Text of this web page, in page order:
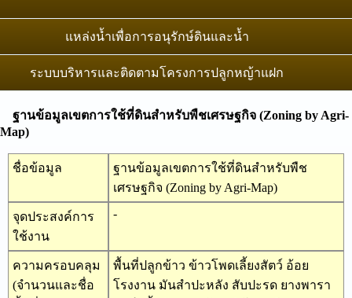
แผนที่จำแนกประเภทที่ดิน
แนวเขตป่าไม้ถาวร
การสำรวจจัดทำสำมะโนที่ดิน
แนวเขตป่าไม้ชุุมชนตามมติคณะรัฐมนตรี
เขตการใช้ที่ดินพืชเศรษฐกิจ
พื้นที่เสี่ยงต่อการชะล้างพังทลายของดิน
พื้นที่เสี่ยงต่อการเกิดดินถล่ม
แหล่งน้ำเพื่อการอนุรักษ์ดินและน้ำ
ระบบบริหารและติดตามโครงการปลูกหญ้าแฝก
ฐานข้อมูลเขตการใช้ที่ดินสำหรับพืชเศรษฐกิจ (Zoning by Agri-
Map)
ชื่อข้อมูล
ฐานข้อมูลเขตการใช้ที่ดินสำหรับพืช
เศรษฐกิจ (Zoning by Agri-Map)
จุดประสงค์การ
ใช้งาน
-
ความครอบคลุม
(จำนวนและชื่อ
พื้นที่ปลูกข้าว ข้าวโพดเลี้ยงสัตว์ อ้อย
โรงงาน มันสำปะหลัง สับปะรด ยางพารา